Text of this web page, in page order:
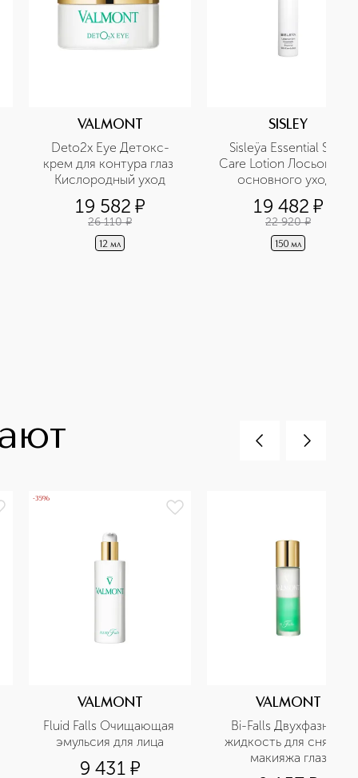
VALMONT
Deto2x Eye Детокс-
крем для контура глаз
Кислородный уход
19 582 ¤
26 110 ¤
12 мл
SISLEY
Sisleÿa Essential Skin
Care Lotion Лосьон для
основного ухода
19 482 ¤
22 920 ¤
150 мл
-35%
VALMONT
Fluid Falls Очищающая
эмульсия для лица
9 431 ¤
VALMONT
Bi-Falls Двухфазная
жидкость для снятия
макияжа глаз